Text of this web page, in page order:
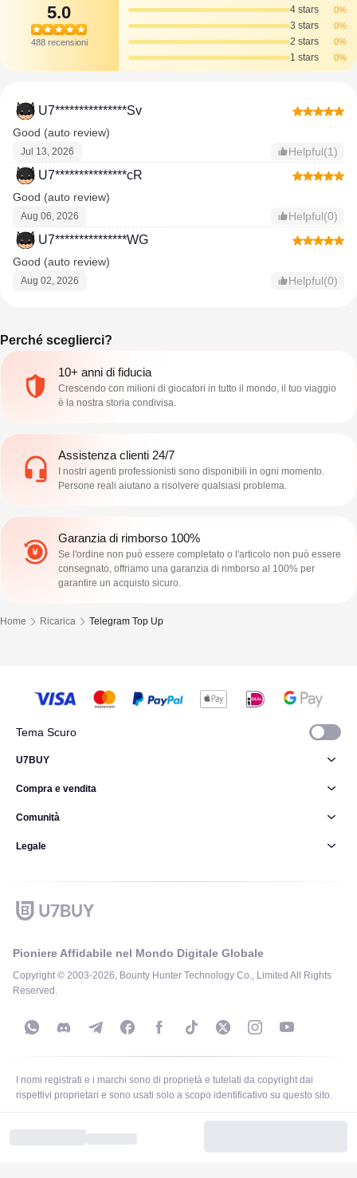
5.0
488 recensioni
4 stars 0%
3 stars 0%
2 stars 0%
1 stars 0%
U7***************Sv
Good (auto review)
Jul 13, 2026 Helpful(1)
U7***************cR
Good (auto review)
Aug 06, 2026 Helpful(0)
U7***************WG
Good (auto review)
Aug 02, 2026 Helpful(0)
Perché sceglierci?
10+ anni di fiducia
Crescendo con milioni di giocatori in tutto il mondo, il tuo viaggio
è la nostra storia condivisa.
Assistenza clienti 24/7
I nostri agenti professionisti sono disponibili in ogni momento.
Persone reali aiutano a risolvere qualsiasi problema.
Garanzia di rimborso 100%
Se l'ordine non può essere completato o l'articolo non può essere
consegnato, offriamo una garanzia di rimborso al 100% per
garantire un acquisto sicuro.
Home Ricarica Telegram Top Up
Tema Scuro
Pioniere Affidabile nel Mondo Digitale Globale
Copyright © 2003-2026, Bounty Hunter Technology Co., Limited All Rights
Reserved.
U7BUY
Compra e vendita
Comunità
Legale
I nomi registrati e i marchi sono di proprietà e tutelati da copyright dai
rispettivi proprietari e sono usati solo a scopo identificativo su questo sito.